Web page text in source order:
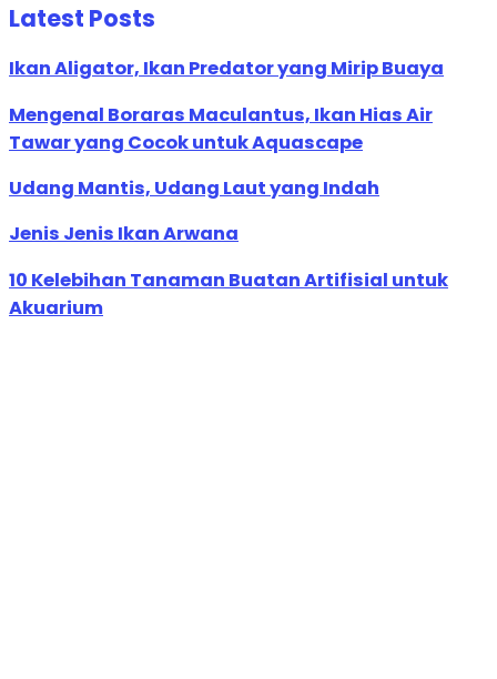
Latest Posts
Ikan Aligator, Ikan Predator yang Mirip Buaya
Mengenal Boraras Maculantus, Ikan Hias Air
Tawar yang Cocok untuk Aquascape
Udang Mantis, Udang Laut yang Indah
Jenis Jenis Ikan Arwana
10 Kelebihan Tanaman Buatan Artifisial untuk
Akuarium